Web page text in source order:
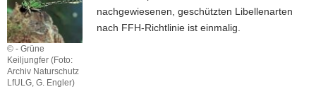
e
n
m
ä
u
l
e
r
e
r
© - Grüne
Keiljungfer (Foto:
Archiv Naturschutz
LfULG, G. Engler)
nachgewiesenen, geschützten Libellenarten
nach FFH-Richtlinie ist einmalig.